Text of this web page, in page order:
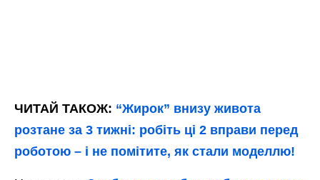
ЧИТАЙ ТАКОЖ: “Жирок” внизу живота
розтане за 3 тижні: робіть ці 2 вправи перед
роботою – і не помітите, як стали моделлю!